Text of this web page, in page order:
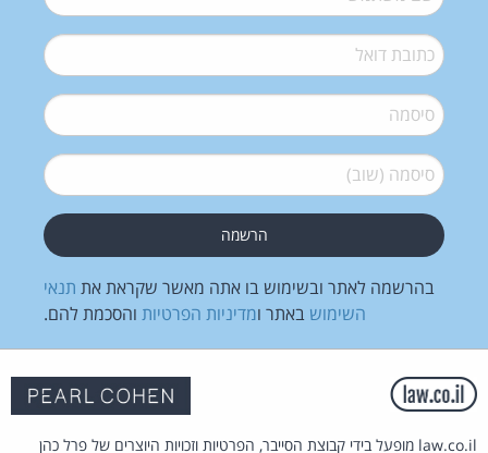
דואל*
סיסמה*
סיסמה (שוב)*
בהרשמה לאתר ובשימוש בו אתה מאשר שקראת את תנאי
השימוש באתר ומדיניות הפרטיות והסכמת להם.
law.co.il מופעל בידי קבוצת הסייבר, הפרטיות וזכויות היוצרים של פרל כהן